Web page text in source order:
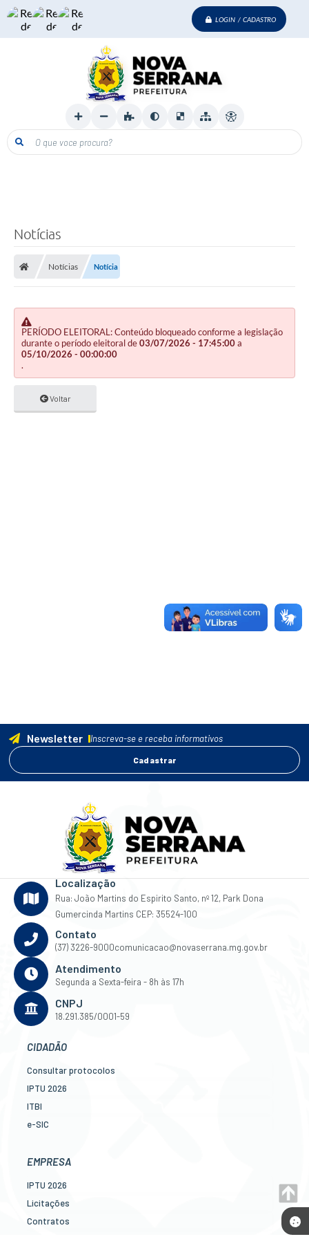
LOGIN / CADASTRO
O que voce procura?
Notícias
Notícias Notícia
PERÍODO ELEITORAL: Conteúdo bloqueado conforme a legislação
durante o período eleitoral de03/07/2026 - 17:45:00a
05/10/2026 - 00:00:00
.
Voltar
Newsletter Inscreva-se e receba informativos
Cadastrar
Localização
Rua: João Martins do Espirito Santo, nº 12, Park Dona
Gumercinda Martins CEP: 35524-100
Contato
(37) 3226-9000comunicacao@novaserrana.mg.gov.br
Atendimento
Segunda a Sexta-feira - 8h às 17h
CNPJ
18.291.385/0001-59
CIDADÃO
Consultar protocolos
IPTU 2026
ITBI
e-SIC
Legislação
EMPRESA
IPTU 2026
Licitações
Contratos